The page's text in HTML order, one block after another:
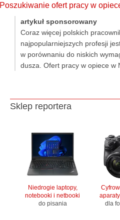
Poszukiwanie ofert pracy w
artykuł sponsorowany
Coraz więcej polskich
najpopularniejszych profesji
w porównaniu do niskich
dusza. Ofert pracy w opiece w
Sklep reportera
Niedrogie laptopy,
notebooki i netbooki
do pisania
dla